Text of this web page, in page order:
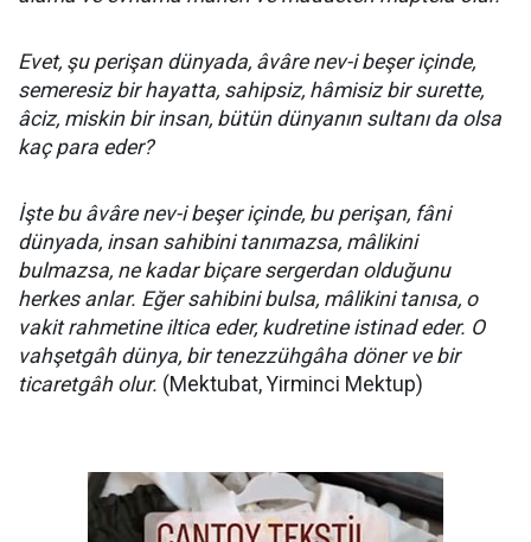
Evet, şu perişan dünyada, âvâre nev-i beşer içinde,
semeresiz bir hayatta, sahipsiz, hâmisiz bir surette,
âciz, miskin bir insan, bütün dünyanın sultanı da olsa
kaç para eder?
İşte bu âvâre nev-i beşer içinde, bu perişan, fâni
dünyada, insan sahibini tanımazsa, mâlikini
bulmazsa, ne kadar biçare sergerdan olduğunu
herkes anlar. Eğer sahibini bulsa, mâlikini tanısa, o
vakit rahmetine iltica eder, kudretine istinad eder. O
vahşetgâh dünya, bir tenezzühgâha döner ve bir
ticaretgâh olur. (Mektubat, Yirminci Mektup)